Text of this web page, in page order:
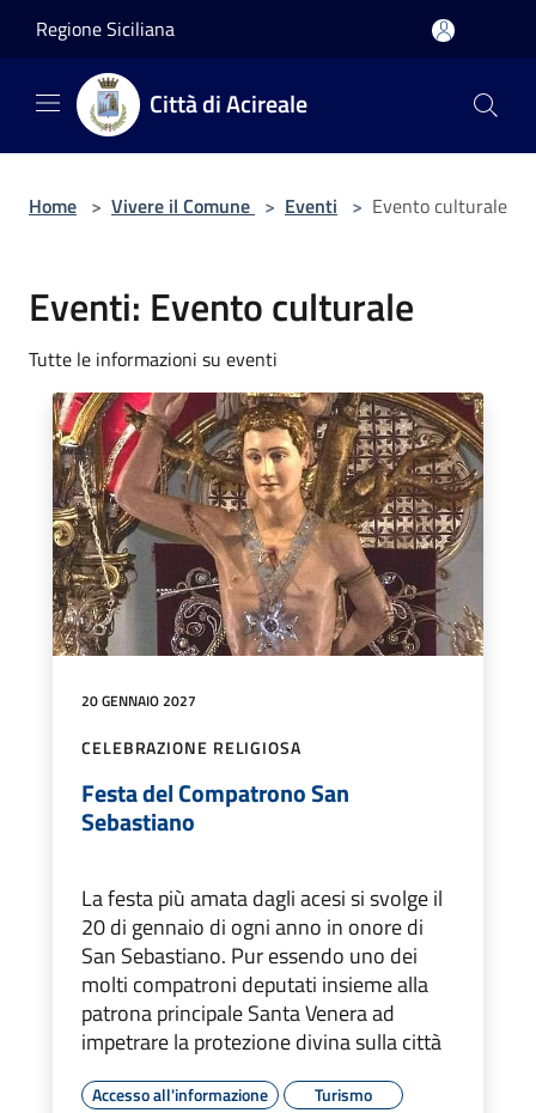
Regione Siciliana
Città di Acireale
Home > Vivere il Comune > Eventi > Evento culturale
Eventi: Evento culturale
Tutte le informazioni su eventi
20 GENNAIO 2027
CELEBRAZIONE RELIGIOSA
Festa del Compatrono San
Sebastiano
La festa più amata dagli acesi si svolge il
20 di gennaio di ogni anno in onore di
San Sebastiano. Pur essendo uno dei
molti compatroni deputati insieme alla
patrona principale Santa Venera ad
impetrare la protezione divina sulla città
Accesso all'informazione Turismo